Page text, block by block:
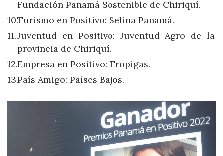
Fundación Panamá Sostenible de Chiriquí.
Turismo en Positivo: Selina Panamá.
Juventud en Positivo: Juventud Agro de la
provincia de Chiriquí.
Empresa en Positivo: Tropigas.
País Amigo: Países Bajos.